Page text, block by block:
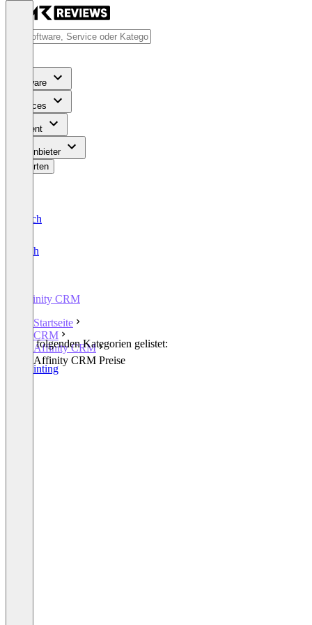
Software
Services
Content
Für Anbieter
Bewerten
Deutsch
English
Affinity CRM
Startseite
CRM
Affinity CRM
Affinity CRM Preise
In den folgenden Kategorien gelistet:
3D Painting